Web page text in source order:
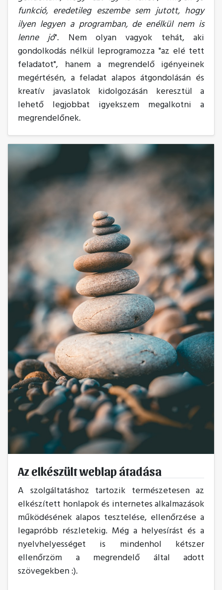
funkció, eredetileg eszembe sem jutott, hogy
ilyen legyen a programban, de enélkül nem is
lenne jó". Nem olyan vagyok tehát, aki
gondolkodás nélkül leprogramozza "az elé tett
feladatot", hanem a megrendelő igényeinek
megértésén, a feladat alapos átgondolásán és
kreatív javaslatok kidolgozásán keresztül a
lehető legjobbat igyekszem megalkotni a
megrendelőnek.
Az elkészült weblap átadása
A szolgáltatáshoz tartozik természetesen az
elkészített honlapok és internetes alkalmazások
működésének alapos tesztelése, ellenőrzése a
legapróbb részletekig. Még a helyesírást és a
nyelvhelyességet is mindenhol kétszer
ellenőrzöm a megrendelő által adott
szövegekben :).